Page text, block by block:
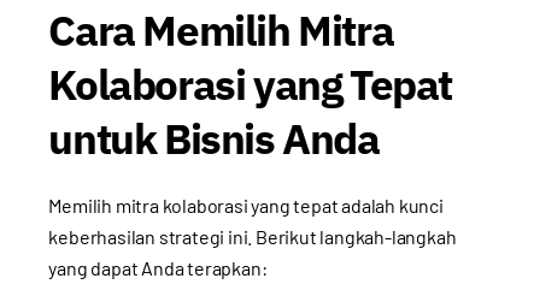
Cara Memilih Mitra
Kolaborasi yang Tepat
untuk Bisnis Anda
Memilih mitra kolaborasi yang tepat adalah kunci
keberhasilan strategi ini. Berikut langkah-langkah
yang dapat Anda terapkan: